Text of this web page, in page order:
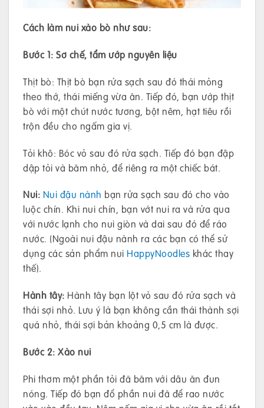
Cách làm nui xào bò như sau:
Bước 1: Sơ chế, tẩm ướp nguyên liệu
Thịt bò: Thịt bò bạn rửa sạch sau đó thái mỏng
theo thớ, thái miếng vừa ăn. Tiếp đó, bạn ướp thịt
bò với một chút nước tương, bột nêm, hạt tiêu rồi
trộn đều cho ngấm gia vị.
Tỏi khô: Bóc vỏ sau đó rửa sạch. Tiếp đó bạn đập
dập tỏi và băm nhỏ, để riêng ra một chiếc bát.
Nui: Nui đậu nành bạn rửa sạch sau đó cho vào
luộc chín. Khi nui chín, bạn vớt nui ra và rửa qua
với nước lạnh cho nui giòn và dai sau đó để ráo
nước. (Ngoài nui đậu nành ra các bạn có thể sử
dụng các sản phẩm nui HappyNoodles khác thay
thế).
Hành tây: Hành tây bạn lột vỏ sau đó rửa sạch và
thái sợi nhỏ. Lưu ý là bạn không cần thái thành sợi
quá nhỏ, thái sợi bản khoảng 0,5 cm là được.
Bước 2: Xào nui
Phi thơm một phần tỏi đã băm với dâu ăn đun
nóng. Tiếp đó bạn đổ phần nui đã để rao nước